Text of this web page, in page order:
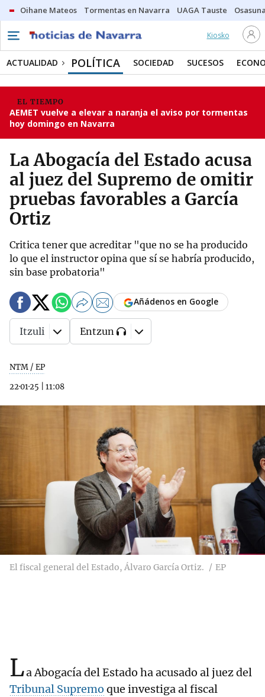
Oihane Mateos Tormentas en Navarra UAGA Tauste
Kiosko
ACTUALIDAD POLÍTICA SOCIEDAD SUCESOS
EL TIEMPO
AEMET vuelve a elevar a naranja el aviso por tormentas
hoy domingo en Navarra
La Abogacía del Estado acusa
al juez del Supremo de omitir
pruebas favorables a García
Ortiz
Critica tener que acreditar "que no se ha producido
lo que el instructor opina que sí se habría producido,
sin base probatoria"
NTM / EP
22·01·25
11:08
Añádenos en Google
Itzuli Entzun
El fiscal general del Estado, Álvaro García Ortiz. EP
La Abogacía del Estado ha acusado al juez del
Tribunal Supremo que investiga al fiscal